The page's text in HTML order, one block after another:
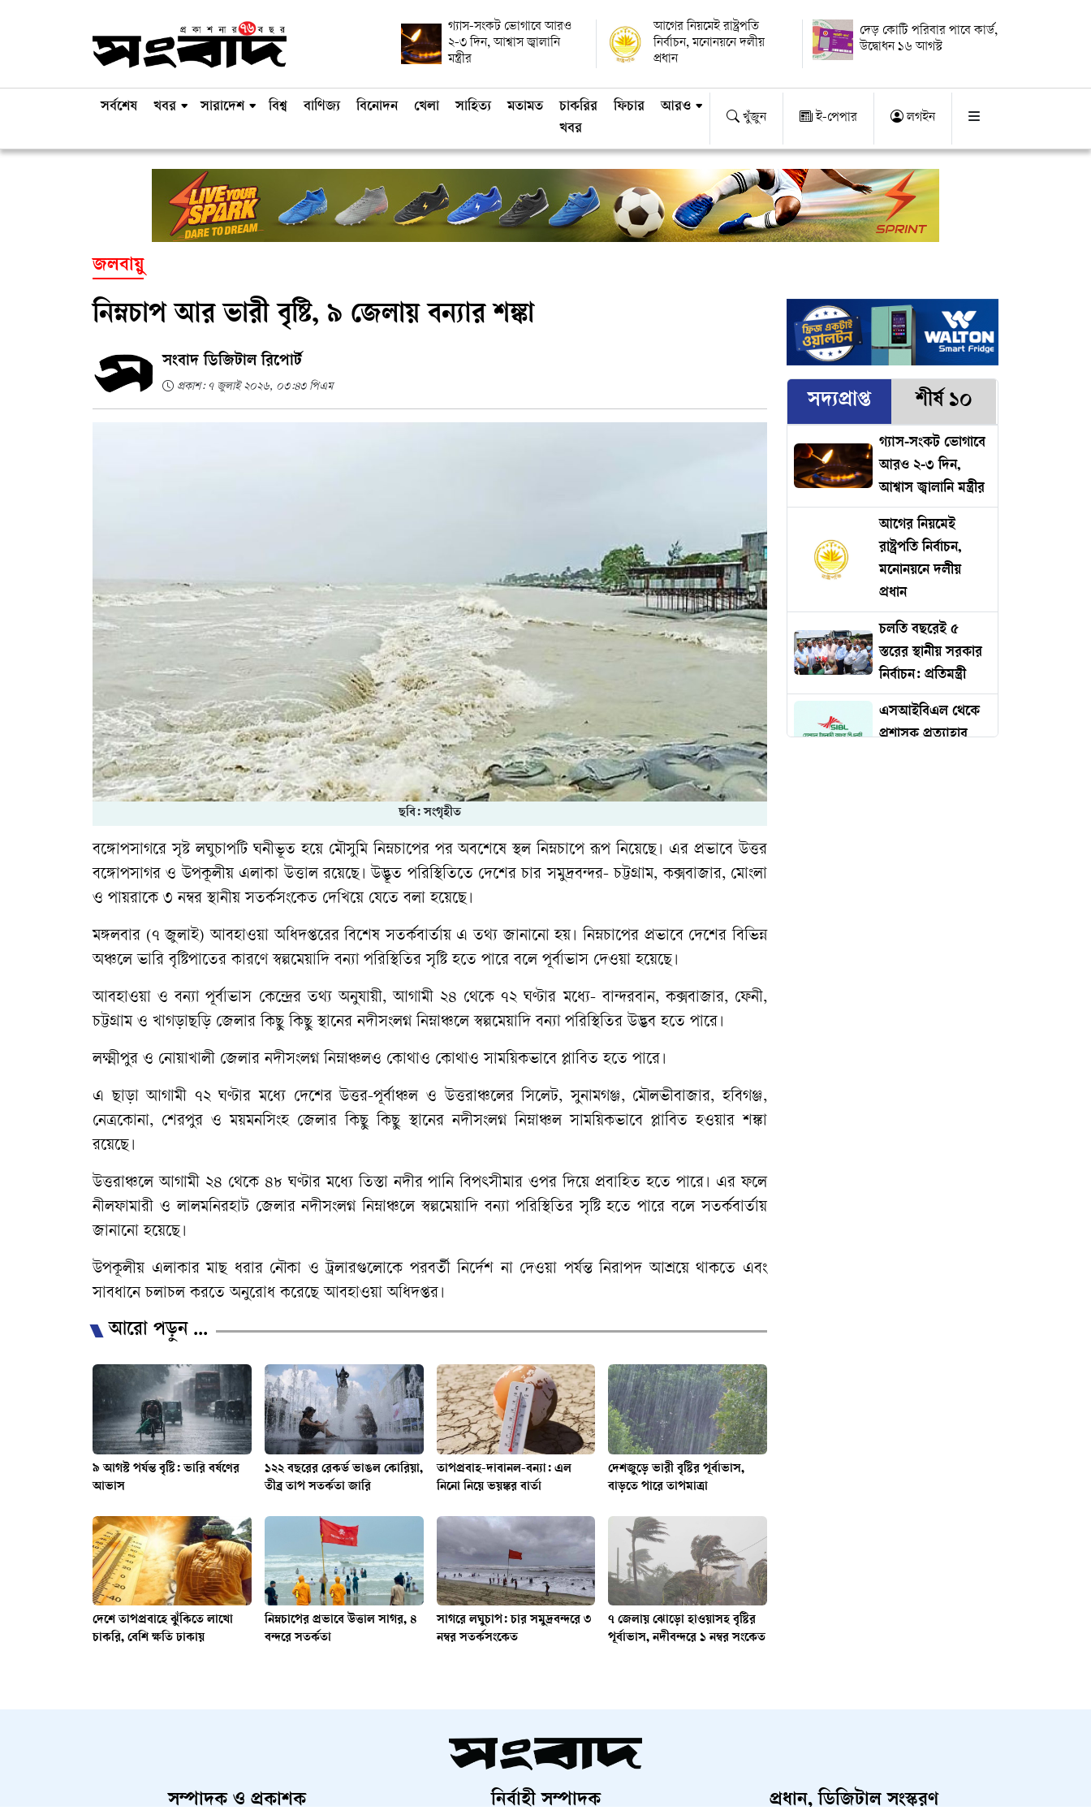
গ্যাস-সংকট ভোগাবে আরও
২-৩ দিন, আশ্বাস জ্বালানি
মন্ত্রীর
আগের নিয়মেই রাষ্ট্রপতি
নির্বাচন, মনোনয়নে দলীয়
প্রধান
দেড় কোটি পরিবার পাবে কার্ড,
উদ্বোধন ১৬ আগস্ট
সর্বশেষ খবর সারাদেশ বিশ্ব বাণিজ্য বিনোদন খেলা সাহিত্য মতামত
চাকরির
খবর
ফিচার আরও
খুঁজুন ই-পেপার লগইন
জলবায়ু
নিম্নচাপ আর ভারী বৃষ্টি, ৯ জেলায় বন্যার শঙ্কা
সংবাদ ডিজিটাল রিপোর্ট
প্রকাশ: ৭ জুলাই ২০২৬, ০৩:৪৩ পিএম
ছবি: সংগৃহীত
বঙ্গোপসাগরে সৃষ্ট লঘুচাপটি ঘনীভূত হয়ে মৌসুমি নিম্নচাপের পর অবশেষে স্থল নিম্নচাপে রূপ নিয়েছে। এর প্রভাবে উত্তর
বঙ্গোপসাগর ও উপকূলীয় এলাকা উত্তাল রয়েছে। উদ্ভূত পরিস্থিতিতে দেশের চার সমুদ্রবন্দর- চট্টগ্রাম, কক্সবাজার, মোংলা
ও পায়রাকে ৩ নম্বর স্থানীয় সতর্কসংকেত দেখিয়ে যেতে বলা হয়েছে।
মঙ্গলবার (৭ জুলাই) আবহাওয়া অধিদপ্তরের বিশেষ সতর্কবার্তায় এ তথ্য জানানো হয়। নিম্নচাপের প্রভাবে দেশের বিভিন্ন
অঞ্চলে ভারি বৃষ্টিপাতের কারণে স্বল্পমেয়াদি বন্যা পরিস্থিতির সৃষ্টি হতে পারে বলে পূর্বাভাস দেওয়া হয়েছে।
আবহাওয়া ও বন্যা পূর্বাভাস কেন্দ্রের তথ্য অনুযায়ী, আগামী ২৪ থেকে ৭২ ঘণ্টার মধ্যে- বান্দরবান, কক্সবাজার, ফেনী,
চট্টগ্রাম ও খাগড়াছড়ি জেলার কিছু কিছু স্থানের নদীসংলগ্ন নিম্নাঞ্চলে স্বল্পমেয়াদি বন্যা পরিস্থিতির উদ্ভব হতে পারে।
লক্ষ্মীপুর ও নোয়াখালী জেলার নদীসংলগ্ন নিম্নাঞ্চলও কোথাও কোথাও সাময়িকভাবে প্লাবিত হতে পারে।
এ ছাড়া আগামী ৭২ ঘণ্টার মধ্যে দেশের উত্তর-পূর্বাঞ্চল ও উত্তরাঞ্চলের সিলেট, সুনামগঞ্জ, মৌলভীবাজার, হবিগঞ্জ,
নেত্রকোনা, শেরপুর ও ময়মনসিংহ জেলার কিছু কিছু স্থানের নদীসংলগ্ন নিম্নাঞ্চল সাময়িকভাবে প্লাবিত হওয়ার শঙ্কা
রয়েছে।
উত্তরাঞ্চলে আগামী ২৪ থেকে ৪৮ ঘণ্টার মধ্যে তিস্তা নদীর পানি বিপৎসীমার ওপর দিয়ে প্রবাহিত হতে পারে। এর ফলে
নীলফামারী ও লালমনিরহাট জেলার নদীসংলগ্ন নিম্নাঞ্চলে স্বল্পমেয়াদি বন্যা পরিস্থিতির সৃষ্টি হতে পারে বলে সতর্কবার্তায়
জানানো হয়েছে।
উপকূলীয় এলাকার মাছ ধরার নৌকা ও ট্রলারগুলোকে পরবর্তী নির্দেশ না দেওয়া পর্যন্ত নিরাপদ আশ্রয়ে থাকতে এবং
সাবধানে চলাচল করতে অনুরোধ করেছে আবহাওয়া অধিদপ্তর।
আরো পড়ুন ...
৯ আগস্ট পর্যন্ত বৃষ্টি: ভারি বর্ষণের
আভাস
১২২ বছরের রেকর্ড ভাঙল কোরিয়া,
তীব্র তাপ সতর্কতা জারি
তাপপ্রবাহ-দাবানল-বন্যা: এল
নিনো নিয়ে ভয়ঙ্কর বার্তা
দেশজুড়ে ভারী বৃষ্টির পূর্বাভাস,
বাড়তে পারে তাপমাত্রা
দেশে তাপপ্রবাহে ঝুঁকিতে লাখো
চাকরি, বেশি ক্ষতি ঢাকায়
নিম্নচাপের প্রভাবে উত্তাল সাগর, ৪
বন্দরে সতর্কতা
সাগরে লঘুচাপ: চার সমুদ্রবন্দরে ৩
নম্বর সতর্কসংকেত
৭ জেলায় ঝোড়ো হাওয়াসহ বৃষ্টির
পূর্বাভাস, নদীবন্দরে ১ নম্বর সংকেত
সদ্যপ্রাপ্ত শীর্ষ ১০
গ্যাস-সংকট ভোগাবে
আরও ২-৩ দিন,
আশ্বাস জ্বালানি মন্ত্রীর
আগের নিয়মেই
রাষ্ট্রপতি নির্বাচন,
মনোনয়নে দলীয়
প্রধান
চলতি বছরেই ৫
স্তরের স্থানীয় সরকার
নির্বাচন: প্রতিমন্ত্রী
এসআইবিএল থেকে
প্রশাসক প্রত্যাহার
সম্পাদক ও প্রকাশক
নির্বাহী সম্পাদক
প্রধান, ডিজিটাল সংস্করণ